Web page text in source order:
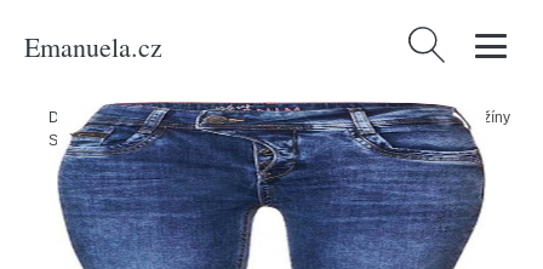
Emanuela.cz Vyhledávání
Domů/Produkty/Ženy/Oblečení/Móda pro plnoštíhlé/Džíny/
Džíny
Street One modrá